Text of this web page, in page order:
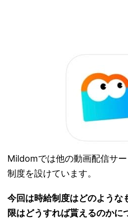
Mildomでは他の動画配信サ
制度を設けています。
今回は時給制度はどのような
限はどうすれば貰えるのかに